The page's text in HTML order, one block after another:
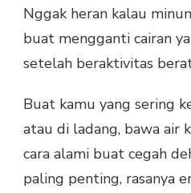
Nggak heran kalau
buat mengganti cairan
setelah beraktivitas
Buat kamu yang sering
atau di ladang, bawa air
cara alami buat cegah
paling penting, rasanya